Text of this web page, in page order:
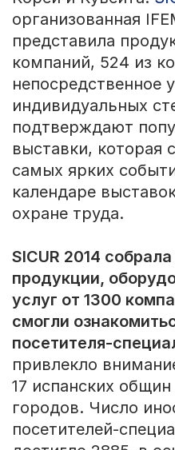
организованная
представила
компаний, 524 из
непосредственное
индивидуальных
подтверждают
выставки, которая
самых ярких
календаре
охране труда.
SICUR 2014
продукции,
услуг от 1300
смогли
посетителя-
привлекло
17 испанских
городов. Число
посетителей-